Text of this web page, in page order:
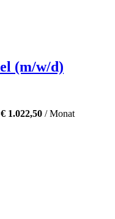
(m/w/d)
€ 1.022,50 / Monat